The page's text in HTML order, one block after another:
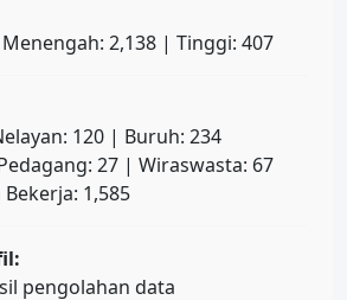
2,138 | Tinggi: 407
120 | Buruh: 234
27 | Wiraswasta: 67
1,585
pengolahan data